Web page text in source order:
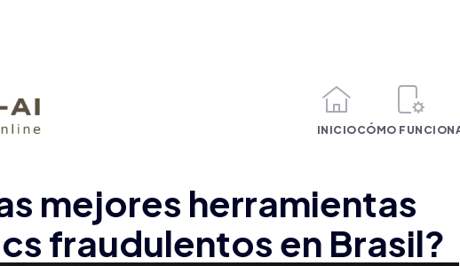
INICIOCÓMO
mejores herramientas
fraudulentos en Brasil?